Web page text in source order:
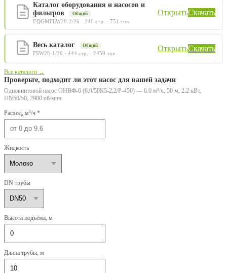
Каталог оборудования и насосов и
фильтров
Общий
EQGMFLW28-2/26 · 246 стр. · 751 тов.
ОткрытьСкачать
Весь каталог Общий
FSW28-1/26 · 444 стр. · 2459 тов.
ОткрытьСкачать
Все каталоги →
Проверьте, подходит ли этот насос для вашей задачи
Одновинтовой насос ОНВФ-6 (6,0/50К5-2,2/Р-450) — 6.0 м³/ч, 50 м, 2.2 кВт,
DN50/50, 2900 об/мин
Расход, м³/ч *
Жидкость
DN трубы
Высота подъёма, м
Длина трубы, м